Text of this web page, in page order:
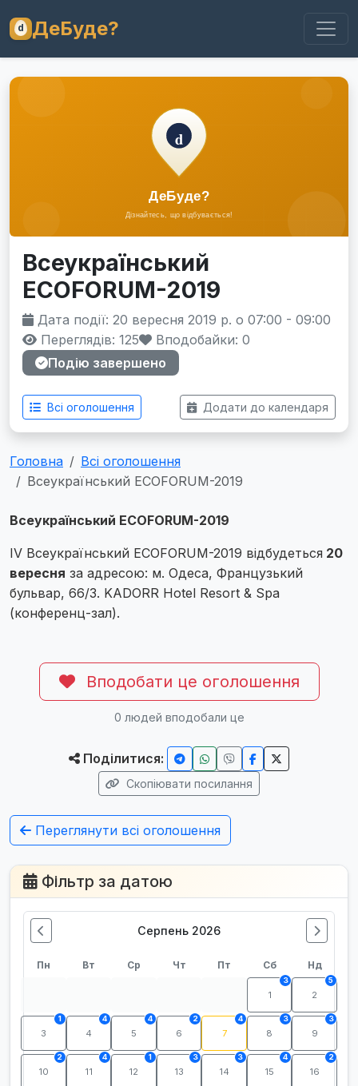
ДеБуде?
Всеукраїнський
ЕCOFORUM-2019
Дата події: 20 вересня 2019 р. о 07:00 - 09:00
Переглядів: 125
Вподобайки: 0
Подію завершено
Всі оголошення Додати до календаря
Головна
Всі оголошення
Всеукраїнський ЕCOFORUM-2019
Всеукраїнський ЕCOFORUM-2019
IV Всеукраїнський ЕCOFORUM-2019 відбудеться 20
вересня за адресою: м. Одеса, Французький
бульвар, 66/3. KADORR Hotel Resort & Spa
(конференц-зал).
Вподобати це оголошення
0 людей вподобали це
Поділитися:
Скопіювати посилання
Переглянути всі оголошення
Фільтр за датою
Серпень 2026
Пн Вт Ср Чт Пт Сб Нд
1
3
2
5
3
1
4
4
5
4
6
2
7
4
8
3
9
3
10
2
11
4
12
1
13
3
14
3
15
4
16
2